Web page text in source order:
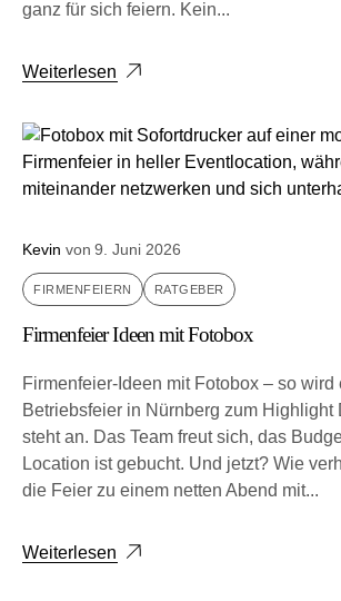
ganz für sich fei­ern. Kein...
Weiterlesen
Kevin von 9. Juni 2026
FIRMENFEIERN RATGEBER
Firmenfeier Ideen mit Fotobox
Firmenfeier-Ideen mit Fotobox – so wird
Betriebsfeier in Nürnberg zum Highlight
steht an. Das Team freut sich, das
Loca­ti­on ist gebucht. Und jetzt? Wie
die Fei­er zu einem net­ten Abend mit...
Weiterlesen